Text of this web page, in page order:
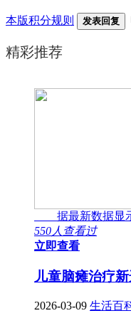
本版积分规则 发表回复
精彩推荐
据最新数据显示
550人查看过
立即查看
儿童脑瘫治疗
2026-03-09 生活百